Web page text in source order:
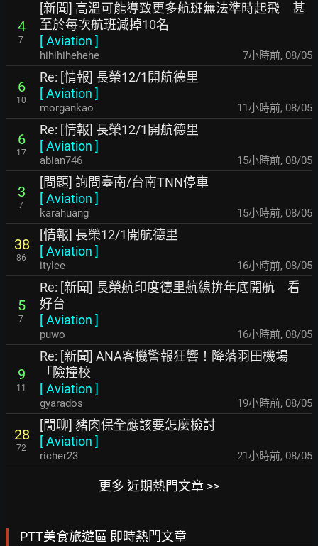
4
7
[新聞] 高溫可能導致更多航班無法準時起飛 甚
至於每次航班減掉10名
[Aviation ]
hihihihehehe 7小時前, 08/05
6
10
Re: [情報] 長榮12/1開航德里
[Aviation ]
morgankao 11小時前, 08/05
6
17
Re: [情報] 長榮12/1開航德里
[Aviation ]
abian746 15小時前, 08/05
3
7
[問題] 詢問臺南/台南TNN停車
[Aviation ]
karahuang 15小時前, 08/05
38
86
[情報] 長榮12/1開航德里
[Aviation ]
itylee 16小時前, 08/05
5
7
Re: [新聞] 長榮航印度德里航線拚年底開航 看
好台
[Aviation ]
puwo 16小時前, 08/05
9
11
Re: [新聞] ANA客機警報狂響！降落羽田機場
「險撞校
[Aviation ]
gyarados 19小時前, 08/05
28
72
[閒聊] 豬肉保全應該要怎麼檢討
[Aviation ]
richer23 21小時前, 08/05
更多 近期熱門文章 >>
PTT美食旅遊區 即時熱門文章